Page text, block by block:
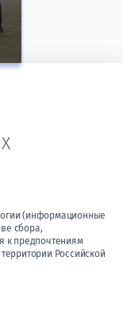
(информационные
сбора,
к предпочтениям
Российской